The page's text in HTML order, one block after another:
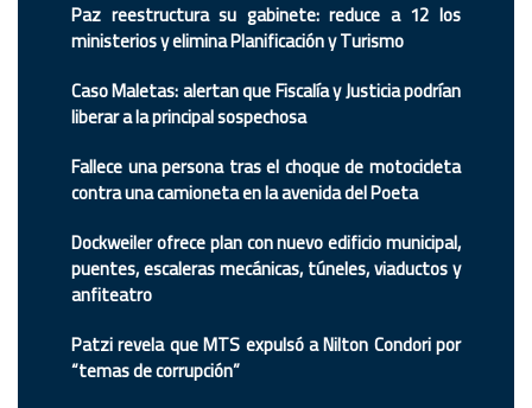
Paz reestructura su gabinete: reduce a 12 los
ministerios y elimina Planificación y Turismo
Caso Maletas: alertan que Fiscalía y Justicia podrían
liberar a la principal sospechosa
Fallece una persona tras el choque de motocicleta
contra una camioneta en la avenida del Poeta
Dockweiler ofrece plan con nuevo edificio municipal,
puentes, escaleras mecánicas, túneles, viaductos y
anfiteatro
Patzi revela que MTS expulsó a Nilton Condori por
“temas de corrupción”